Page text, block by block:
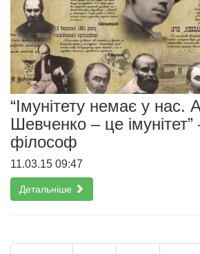
“Імунітету немає у нас.
Шевченко – це
філософ
11.03.15 09:47
Детальніше